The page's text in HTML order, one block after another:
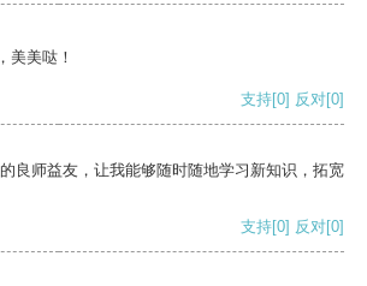
美美哒！
支持[0] 反对[0]
良师益友，让我能够随时随地学习新知识，拓宽
支持[0] 反对[0]